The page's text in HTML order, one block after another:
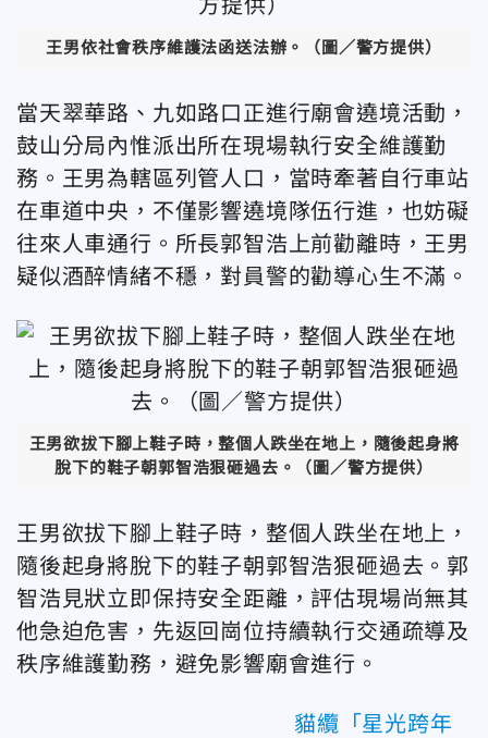
王男依社會秩序維護法函送法辦。（圖／警方提供）
當天翠華路、九如路口正進行廟會遶境活動，
鼓山分局內惟派出所在現場執行安全維護勤
務。王男為轄區列管人口，當時牽著自行車站
在車道中央，不僅影響遶境隊伍行進，也妨礙
往來人車通行。所長郭智浩上前勸離時，王男
疑似酒醉情緒不穩，對員警的勸導心生不滿。
王男欲拔下腳上鞋子時，整個人跌坐在地上，隨後起身將
脫下的鞋子朝郭智浩狠砸過去。（圖／警方提供）
王男欲拔下腳上鞋子時，整個人跌坐在地上，
隨後起身將脫下的鞋子朝郭智浩狠砸過去。郭
智浩見狀立即保持安全距離，評估現場尚無其
他急迫危害，先返回崗位持續執行交通疏導及
秩序維護勤務，避免影響廟會進行。
貓纜「星光跨年